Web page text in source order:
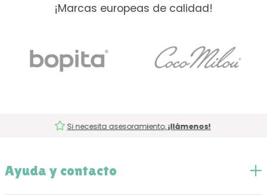
¡Marcas europeas de calidad!
Si necesita asesoramiento,¡llámenos!
Ayuda y contacto